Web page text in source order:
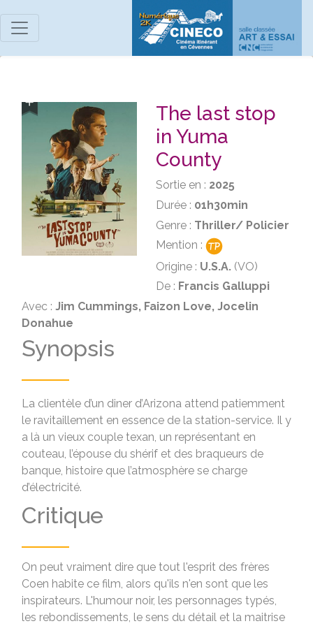
The last stop
in Yuma
County
Sortie en : 2025
Durée : 01h30min
Genre : Thriller/ Policier
Mention :
Origine : U.S.A. (VO)
De : Francis Galluppi
Avec : Jim Cummings, Faizon Love, Jocelin
Donahue
Synopsis
La clientèle d’un diner d’Arizona attend patiemment
le ravitaillement en essence de la station-service. Il y
a là un vieux couple texan, un représentant en
couteau, l’épouse du shérif et des braqueurs de
banque, histoire que l’atmosphère se charge
d’électricité.
Critique
On peut vraiment dire que tout l'esprit des frères
Coen habite ce film, alors qu'ils n'en sont que les
inspirateurs. L'humour noir, les personnages typés,
les rebondissements, le sens du détail et la maitrise